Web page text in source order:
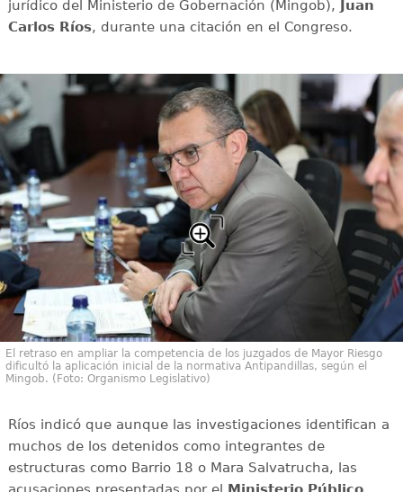
jurídico del Ministerio de Gobernación (Mingob),
Juan
Carlos Ríos, durante una citación en el Congreso.
El retraso en ampliar la competencia de los juzgados de Mayor Riesgo
dificultó la aplicación inicial de la normativa Antipandillas, según el
Mingob. (Foto: Organismo Legislativo)
Ríos indicó que aunque las investigaciones identifican a
muchos de los detenidos como integrantes de
estructuras como Barrio 18 o Mara Salvatrucha, las